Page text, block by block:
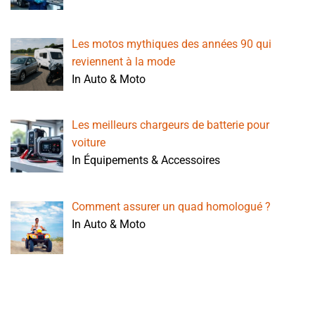
Les motos mythiques des années 90 qui
reviennent à la mode
In Auto & Moto
Les meilleurs chargeurs de batterie pour
voiture
In Équipements & Accessoires
Comment assurer un quad homologué ?
In Auto & Moto